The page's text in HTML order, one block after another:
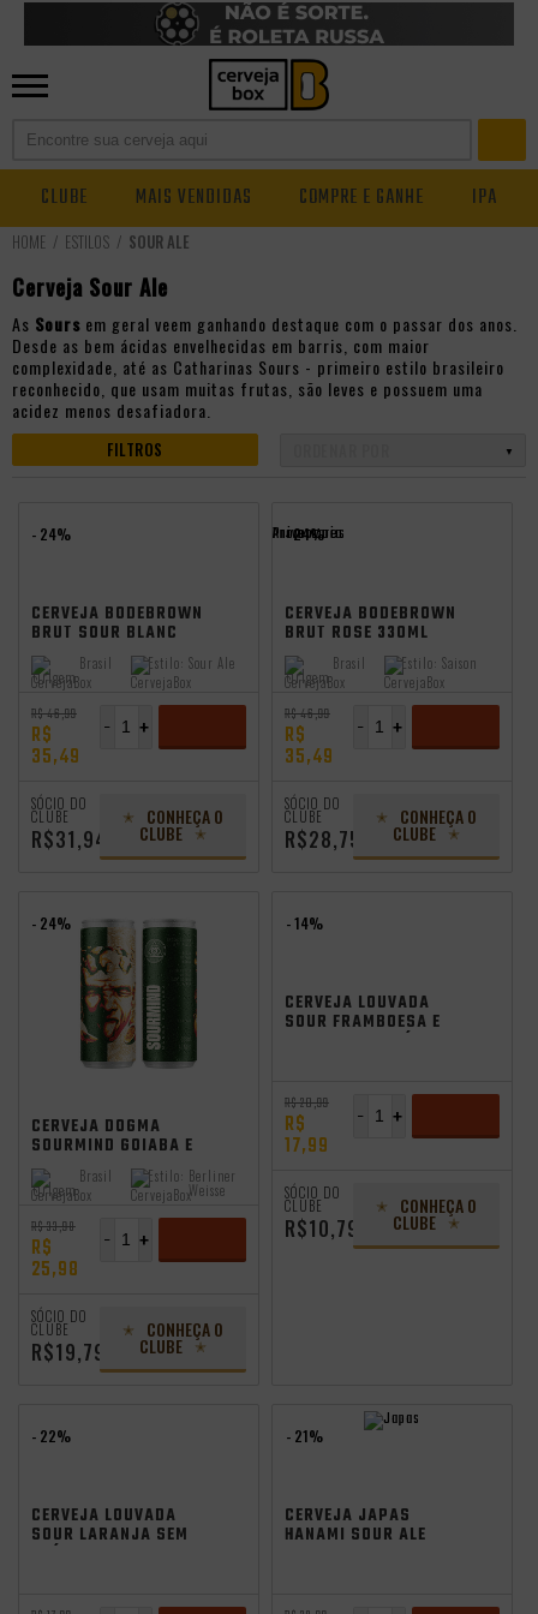
CLUBE MAIS VENDIDAS COMPRE E GANHE IPA
ESTILOS SOUR ALE
Cerveja Sour Ale
As Sours em geral veem ganhando destaque com o passar dos anos.
Desde as bem ácidas envelhecidas em barris, com maior
complexidade, até as Catharinas Sours - primeiro estilo brasileiro
reconhecido, que usam muitas frutas, são leves e possuem uma
acidez menos desafiadora.
FILTROS
- 24%
CERVEJA BODEBROWN
BRUT SOUR BLANC
330ML
Origem:
Brasil Estilo: Sour Ale
R$ 46,99
R$
35,49
+
-
SÓCIO DO
CLUBE
R$31,94
CONHEÇA O
CLUBE
Promocoes
Aniversario
- 24%
CERVEJA BODEBROWN
BRUT ROSE 330ML
Origem:
Brasil Estilo: Saison
R$ 46,99
R$
35,49
+
-
SÓCIO DO
CLUBE
R$28,75
CONHEÇA O
CLUBE
- 24%
CERVEJA DOGMA
SOURMIND GOIABA E
MANGA 355ML
Origem:
Brasil Estilo: Berliner
Weisse
R$ 33,98
R$
25,98
+
-
SÓCIO DO
CLUBE
R$19,79
CONHEÇA O
CLUBE
- 14%
CERVEJA LOUVADA
SOUR FRAMBOESA E
R$ 20,99
R$
17,99
+
-
SÓCIO DO
CLUBE
R$10,79
CONHEÇA O
CLUBE
- 22%
CERVEJA LOUVADA
SOUR LARANJA SEM
- 21%
CERVEJA JAPAS
HANAMI SOUR ALE